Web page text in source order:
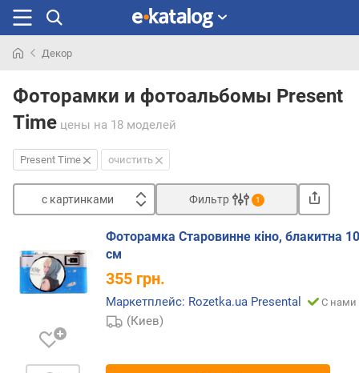
раньше
Декор
Фоторамки и фотоальбомы Present
Time цены на 18 моделей
Present Time очистить
с картинками
с
к
а
р
и
н
к
Фильтр 1
Фоторамка Старовинне кіно, блакитна
см
355 грн.
Маркетплейс: Rozetka.ua Presental С нами
(Киев)